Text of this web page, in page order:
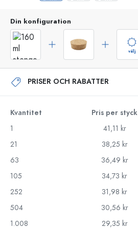
Din konfiguration
välj
PRISER OCH RABATTER
Kvantitet Pris per styck
1
41,11 kr
21
38,25 kr
63
36,49 kr
105
34,73 kr
252
31,98 kr
504
30,56 kr
1.008
29,35 kr